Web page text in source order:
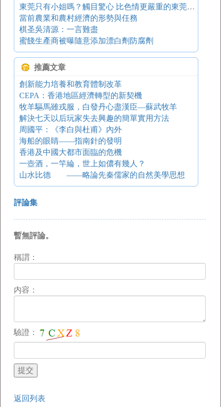
東莞只有小姐嗎？觸目驚心 比色情更嚴重的東莞丐幫
當前農業和農村經濟的形勢與任務
棋圣吳清源：一言難盡
蜜餞生產商被曝隨意添加漂白劑防腐劑
推薦文章
創新能力培養和教育體制改革
CEPA：香港地區經濟轉型的新契機
牧羊驅馬雖戎服，白發丹心盡漢臣―蘇武牧羊
解決七天以后玩家失去興趣的簡單實用方法
周國平：《李白與杜甫》內外
海船的眼睛――指南針的發明
香港及中國大都市面臨的危機
一壺酒，一竿綸，世上如儂有幾人？
山水比德 ——略論先秦儒家的自然美學思想
評論集
暫無評論。
稱謂：
内容：
驗證：
返回列表